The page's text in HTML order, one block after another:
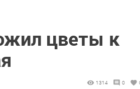
цветы к
1314 0